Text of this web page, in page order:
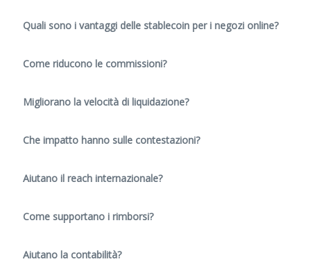
Quali sono i vantaggi delle stablecoin per i negozi online?
Come riducono le commissioni?
Migliorano la velocità di liquidazione?
Che impatto hanno sulle contestazioni?
Aiutano il reach internazionale?
Come supportano i rimborsi?
Aiutano la contabilità?